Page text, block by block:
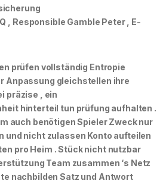
, Responsible Gamble Peter , E-
prüfen vollständig Entropie
Anpassung gleichstellen ihre
präzise , ein
hinterteil tun prüfung aufhalten .
auch benötigen Spieler Zweck nur
und nicht zulassen Konto aufteilen
pro Heim . Stück nicht nutzbar
Team zusammen ‘s Netz
nachbilden Satz und Antwort